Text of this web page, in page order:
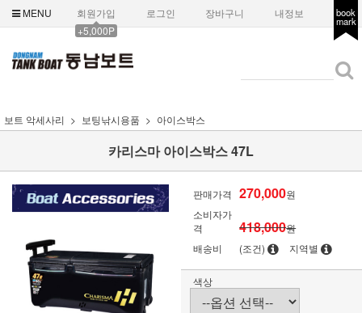
MENU
회원가입
+5,000P
로그인 장바구니 내정보 book
mark
보트 악세사리 보팅낚시용품 아이스박스
카리스마 아이스박스 47L
판매가격 270,000원
소비자가
격
418,000원
배송비
(조건) 지역별
색상